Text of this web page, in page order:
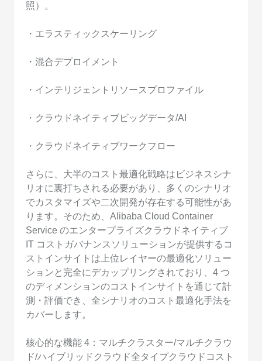
照）。
・エラスティックスケーリング
・混合デプロイメント
・インテリジェントリソースプロファイル
・クラウドネイティブビッグデータ/AI
・クラウドネイティブワークフロー
さらに、大半のコスト最適化戦略はビジネスシナ
リオに裏打ちされる必要があり、多くのシナリオ
でカスタマイズや二次開発が存在する可能性があ
ります。そのため、Alibaba Cloud Container
Service のエンタープライズクラウドネイティブ
IT コストガバナンスソリューションが提供するコ
ストインサイトは上位レイヤーの最適化ソリュー
ションと完全にデカップリングされており、4 つ
のディメンションのコストインサイトを通じて計
測・評価でき、全シナリオのコスト最適化手法を
カバーします。
核心的な機能 4：マルチクラスター/マルチクラウ
ド/ハイブリッドクラウド全タイプクラウドコスト